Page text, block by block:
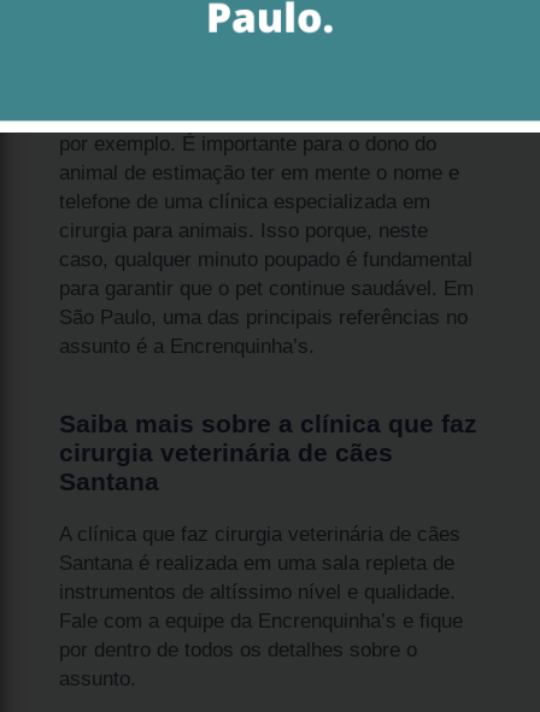
por exemplo. É importante para o dono do
animal de estimação ter em mente o nome e
telefone de uma clínica especializada em
cirurgia para animais. Isso porque, neste
caso, qualquer minuto poupado é fundamental
para garantir que o pet continue saudável. Em
São Paulo, uma das principais referências no
assunto é a Encrenquinha’s.
Saiba mais sobre a clínica que faz
cirurgia veterinária de cães
Santana
A clínica que faz cirurgia veterinária de cães
Santana é realizada em uma sala repleta de
instrumentos de altíssimo nível e qualidade.
Fale com a equipe da Encrenquinha’s e fique
por dentro de todos os detalhes sobre o
assunto.